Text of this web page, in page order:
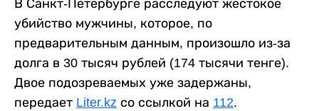
В Санкт-Петербурге расследуют жестокое
убийство мужчины, которое, по
предварительным данным, произошло из-за
долга в 30 тысяч рублей (174 тысячи тенге).
Двое подозреваемых уже задержаны,
передает Liter.kz со ссылкой на 112.